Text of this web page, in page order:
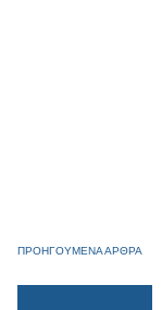
ΠΡΟΗΓΟΥΜΕΝΑ ΑΡΘΡΑ